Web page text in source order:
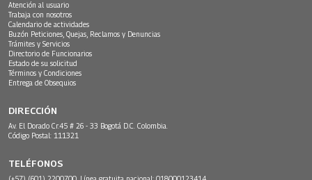
Atención al usuario
Trabaja con nosotros
Calendario de actividades
Buzón Peticiones, Quejas, Reclamos y Denuncias
Trámites y Servicios
Directorio de Funcionarios
Estado de su solicitud
Términos y Condiciones
Entrega de Obsequios
DIRECCIÓN
Av. El Dorado Cr.45 # 26 - 33 Bogotá D.C. Colombia.
Código Postal: 111321
TELÉFONOS